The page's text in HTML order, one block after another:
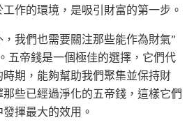
作的環境，是吸引財富的第一步。
我們也需要關注那些能作為財氣”
五帝錢是一個極佳的選擇，它們代
期，能夠幫助我們聚集並保持財
些已經過淨化的五帝錢，這樣它們
揮最大的效用。